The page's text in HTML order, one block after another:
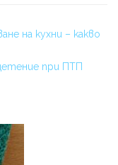
на кухни – какво
при ПТП